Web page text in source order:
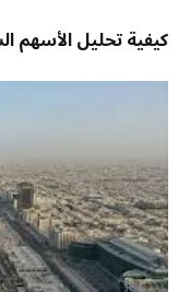
كيفية تحليل الأسهم